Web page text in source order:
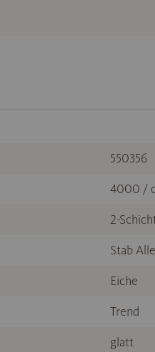
550356
4000 /
2-
Stab
Eiche
Trend
glatt